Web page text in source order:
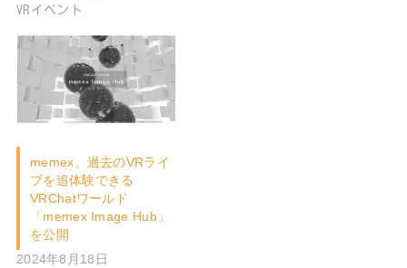
VRイベント
memex、過去のVRライ
ブを追体験できる
VRChatワールド
「memex Image Hub」
を公開
2024年8月18日